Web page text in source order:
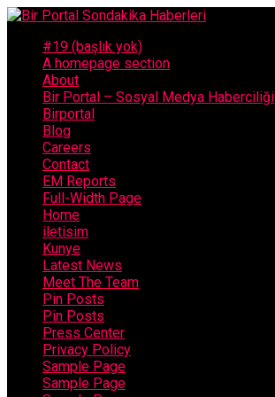
#19 (başlık yok)
A homepage section
About
Bir Portal – Sosyal Medya Haberciliği
Birportal
Blog
Careers
Contact
EM Reports
Full-Width Page
Home
iletisim
Kunye
Latest News
Meet The Team
Pin Posts
Pin Posts
Press Center
Privacy Policy
Sample Page
Sample Page